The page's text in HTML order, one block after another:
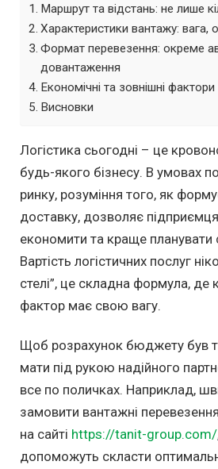
Маршрут та відстань: не лише
Характеристики вантажу: вага,
Формат перевезення: окреме
довантаження
Економічні та зовнішні фактори
Висновки
Логістика сьогодні – це
будь-якого бізнесу. В умовах
ринку, розуміння того, як
доставку, дозволяє
економити та краще планувати
Вартість логістичних послуг
стелі”, це складна формула, де
фактор має свою вагу.
Щоб розрахунок бюджету був
мати під рукою надійного
все по поличках. Наприклад,
замовити вантажні
на сайті https://tanit-group.com/
допоможуть скласти